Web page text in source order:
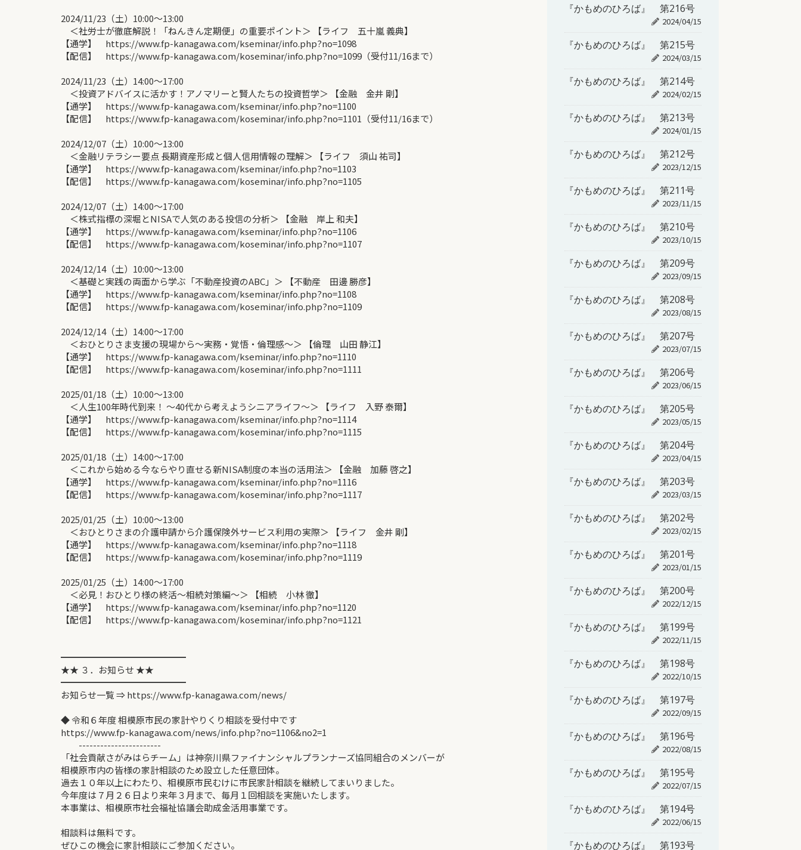
2024/11/23（土）10:00〜13:00
＜社労士が徹底解説！「ねんきん定期便」の重要ポイント＞ 【ライフ 五十嵐 義典】
【通学】 https://www.fp-kanagawa.com/kseminar/info.php?no=1098
【配信】 https://www.fp-kanagawa.com/koseminar/info.php?no=1099（受付11/16まで）
2024/11/23（土）14:00〜17:00
＜投資アドバイスに活かす！アノマリーと賢人たちの投資哲学＞ 【金融 金井 剛】
【通学】 https://www.fp-kanagawa.com/kseminar/info.php?no=1100
【配信】 https://www.fp-kanagawa.com/koseminar/info.php?no=1101（受付11/16まで）
2024/12/07（土）10:00〜13:00
＜金融リテラシー要点 長期資産形成と個人信用情報の理解＞ 【ライフ 須山 祐司】
【通学】 https://www.fp-kanagawa.com/kseminar/info.php?no=1103
【配信】 https://www.fp-kanagawa.com/koseminar/info.php?no=1105
2024/12/07（土）14:00〜17:00
＜株式指標の深堀とNISAで人気のある投信の分析＞ 【金融 岸上 和夫】
【通学】 https://www.fp-kanagawa.com/kseminar/info.php?no=1106
【配信】 https://www.fp-kanagawa.com/koseminar/info.php?no=1107
2024/12/14（土）10:00〜13:00
＜基礎と実践の両面から学ぶ「不動産投資のABC」＞ 【不動産 田邊 勝彦】
【通学】 https://www.fp-kanagawa.com/kseminar/info.php?no=1108
【配信】 https://www.fp-kanagawa.com/koseminar/info.php?no=1109
2024/12/14（土）14:00〜17:00
＜おひとりさま支援の現場から～実務・覚悟・倫理感～＞ 【倫理 山田 静江】
【通学】 https://www.fp-kanagawa.com/kseminar/info.php?no=1110
【配信】 https://www.fp-kanagawa.com/koseminar/info.php?no=1111
2025/01/18（土）10:00〜13:00
＜人生100年時代到来！ ～40代から考えようシニアライフ～＞ 【ライフ 入野 泰爾】
【通学】 https://www.fp-kanagawa.com/kseminar/info.php?no=1114
【配信】 https://www.fp-kanagawa.com/koseminar/info.php?no=1115
2025/01/18（土）14:00〜17:00
＜これから始める今ならやり直せる新NISA制度の本当の活用法＞ 【金融 加藤 啓之】
【通学】 https://www.fp-kanagawa.com/kseminar/info.php?no=1116
【配信】 https://www.fp-kanagawa.com/koseminar/info.php?no=1117
2025/01/25（土）10:00〜13:00
＜おひとりさまの介護申請から介護保険外サービス利用の実際＞ 【ライフ 金井 剛】
【通学】 https://www.fp-kanagawa.com/kseminar/info.php?no=1118
【配信】 https://www.fp-kanagawa.com/koseminar/info.php?no=1119
2025/01/25（土）14:00〜17:00
＜必見！おひとり様の終活～相続対策編～＞ 【相続 小林 徹】
【通学】 https://www.fp-kanagawa.com/kseminar/info.php?no=1120
【配信】 https://www.fp-kanagawa.com/koseminar/info.php?no=1121
━━━━━━━━━━━━━━
★★ ３．お知らせ ★★
━━━━━━━━━━━━━━
お知らせ一覧 ⇒ https://www.fp-kanagawa.com/news/
◆ 令和６年度 相模原市民の家計やりくり相談を受付中です
https://www.fp-kanagawa.com/news/info.php?no=1106&no2=1
-----------------------
「社会貢献さがみはらチーム」は神奈川県ファイナンシャルプランナーズ協同組合のメンバーが
相模原市内の皆様の家計相談のため設立した任意団体。
過去１０年以上にわたり、相模原市民むけに市民家計相談を継続してまいりました。
今年度は７月２６日より来年３月まで、毎月１回相談を実施いたします。
本事業は、相模原市社会福祉協議会助成金活用事業です。
相談料は無料です。
ぜひこの機会に家計相談にご参加ください。
『かもめのひろば』 第216号
2024/04/15
『かもめのひろば』 第215号
2024/03/15
『かもめのひろば』 第214号
2024/02/15
『かもめのひろば』 第213号
2024/01/15
『かもめのひろば』 第212号
2023/12/15
『かもめのひろば』 第211号
2023/11/15
『かもめのひろば』 第210号
2023/10/15
『かもめのひろば』 第209号
2023/09/15
『かもめのひろば』 第208号
2023/08/15
『かもめのひろば』 第207号
2023/07/15
『かもめのひろば』 第206号
2023/06/15
『かもめのひろば』 第205号
2023/05/15
『かもめのひろば』 第204号
2023/04/15
『かもめのひろば』 第203号
2023/03/15
『かもめのひろば』 第202号
2023/02/15
『かもめのひろば』 第201号
2023/01/15
『かもめのひろば』 第200号
2022/12/15
『かもめのひろば』 第199号
2022/11/15
『かもめのひろば』 第198号
2022/10/15
『かもめのひろば』 第197号
2022/09/15
『かもめのひろば』 第196号
2022/08/15
『かもめのひろば』 第195号
2022/07/15
『かもめのひろば』 第194号
2022/06/15
『かもめのひろば』 第193号